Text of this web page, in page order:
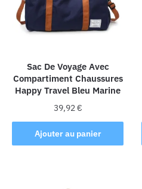
Sac De Voyage Avec
Compartiment Chaussures
Happy Travel Bleu Marine
39,92€
Ajouter au panier